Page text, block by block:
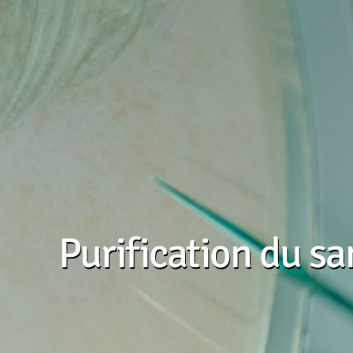
Purification du